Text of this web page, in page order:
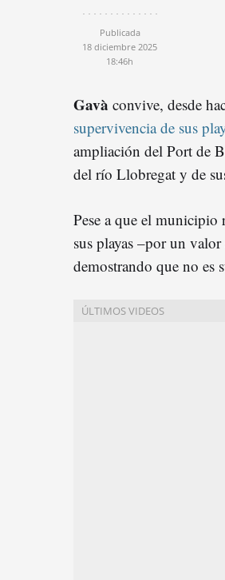
Publicada
18 diciembre 2025
18:46h
Gavà convive, desde
supervivencia de sus
ampliación del Port de
del río Llobregat y de
Pese a que el municipio
sus playas –por un
demostrando que no es